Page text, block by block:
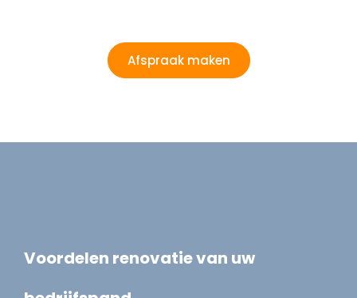
Afspraak maken
Voordelen renovatie van uw